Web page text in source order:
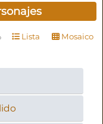
Lista Mosaico